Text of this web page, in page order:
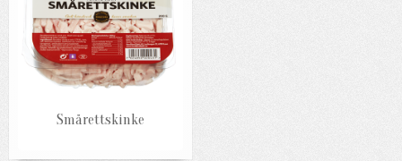
Smårettskinke